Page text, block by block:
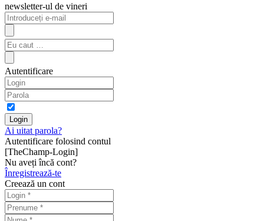
newsletter-ul de vineri
Autentificare
Ai uitat parola?
Autentificare folosind contul
[TheChamp-Login]
Nu aveți încă cont?
Înregistrează-te
Creează un cont